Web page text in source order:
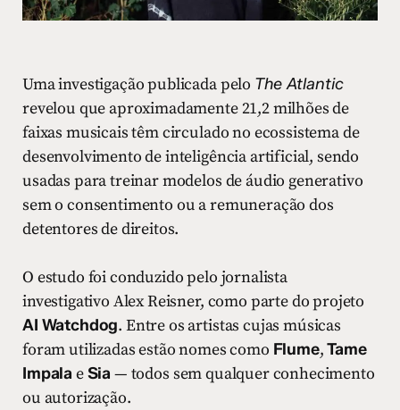
Uma investigação publicada pelo The Atlantic
revelou que aproximadamente 21,2 milhões de
faixas musicais têm circulado no ecossistema de
desenvolvimento de inteligência artificial, sendo
usadas para treinar modelos de áudio generativo
sem o consentimento ou a remuneração dos
detentores de direitos.
O estudo foi conduzido pelo jornalista
investigativo Alex Reisner, como parte do projeto
AI Watchdog. Entre os artistas cujas músicas
foram utilizadas estão nomes como Flume,Tame
Impala eSia — todos sem qualquer conhecimento
ou autorização.